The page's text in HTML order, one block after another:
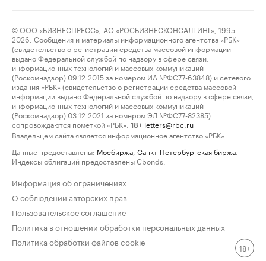
© ООО «БИЗНЕСПРЕСС», АО «РОСБИЗНЕСКОНСАЛТИНГ», 1995–
2026. Сообщения и материалы информационного агентства «РБК»
(свидетельство о регистрации средства массовой информации
выдано Федеральной службой по надзору в сфере связи,
информационных технологий и массовых коммуникаций
(Роскомнадзор) 09.12.2015 за номером ИА №ФС77-63848) и сетевого
издания «РБК» (свидетельство о регистрации средства массовой
информации выдано Федеральной службой по надзору в сфере связи,
информационных технологий и массовых коммуникаций
(Роскомнадзор) 03.12.2021 за номером ЭЛ №ФС77-82385)
сопровождаются пометкой «РБК».
18+ letters@rbc.ru
Владельцем сайта является информационное агентство «РБК».
Данные предоставлены: Мосбиржа Санкт-Петербургская биржа
Индексы облигаций предоставлены Cbonds.
Информация об ограничениях
О соблюдении авторских прав
Пользовательское соглашение
Политика в отношении обработки персональных данных
Политика обработки файлов cookie
18+